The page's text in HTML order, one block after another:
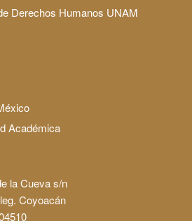
Derechos Humanos UNAM
Académica
la Cueva s/n
Coyoacán